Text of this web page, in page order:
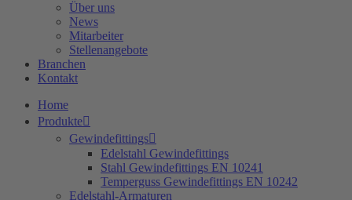
Über uns
News
Mitarbeiter
Stellenangebote
Branchen
Kontakt
Home
Produkte
Gewindefittings
Edelstahl Gewindefittings
Stahl Gewindefittings EN 10241
Temperguss Gewindefittings EN 10242
Edelstahl-Armaturen